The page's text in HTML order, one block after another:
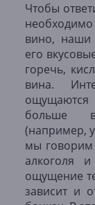
Чтобы
вино, наши
его
горечь,
вина.
больше
(например,
мы говорим
алкоголя
ощущение
зависит и